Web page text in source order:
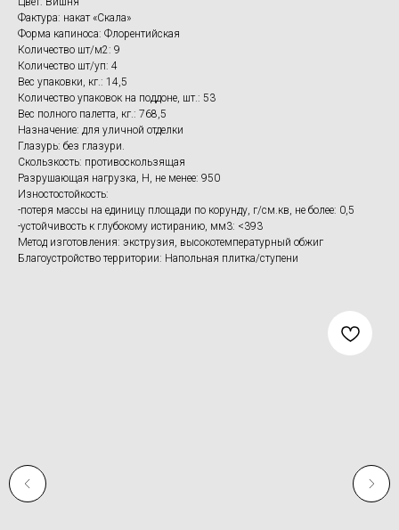
Фактура: накат «Скала»
Форма капиноса: Флорентийская
Количество шт/м2: 9
Количество шт/уп: 4
Вес упаковки, кг.: 14,5
Количество упаковок на поддоне, шт.: 53
Вес полного палетта, кг.: 768,5
Назначение: для уличной отделки
Глазурь: без глазури.
Скользкость: противоскользящая
Разрушающая нагрузка, Н, не менее: 950
Изностостойкость:
-потеря массы на единицу площади по корунду, г/см.кв, не более: 0,5
-устойчивость к глубокому истиранию, мм3: <393
Метод изготовления: экструзия, высокотемпературный обжиг
Благоустройство территории: Напольная плитка/ступени